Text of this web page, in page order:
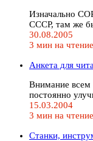
Изначально
СССР, там же
30.08.2005
3 мин на чтение
Анкета для
Внимание
постоянно
15.03.2004
3 мин на чтение
Станки,